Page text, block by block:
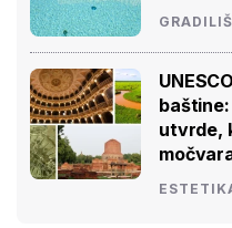
utvrde,